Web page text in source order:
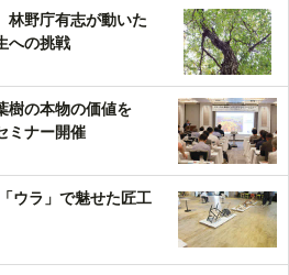
野庁有志が動いた
への挑戦
樹の本物の価値を
ミナー開催
ウラ」で魅せた匠工